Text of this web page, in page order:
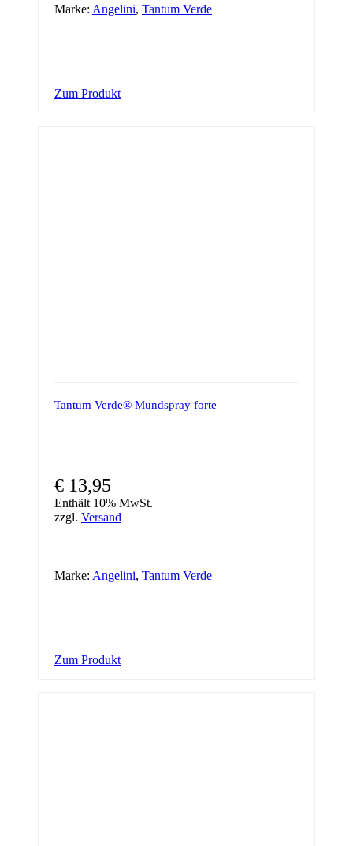
Marke: Angelini, Tantum Verde
Zum Produkt
Tantum Verde® Mundspray forte
€ 13,95
Enthält 10% MwSt.
zzgl. Versand
Marke: Angelini, Tantum Verde
Zum Produkt